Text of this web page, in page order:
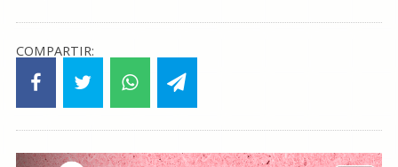
COMPARTIR: